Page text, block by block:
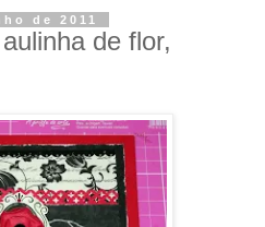
de 2011
de flor,